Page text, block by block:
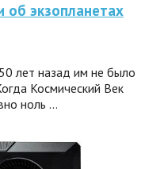
экзопланетах
лет назад им не было
Космический Век
ноль …